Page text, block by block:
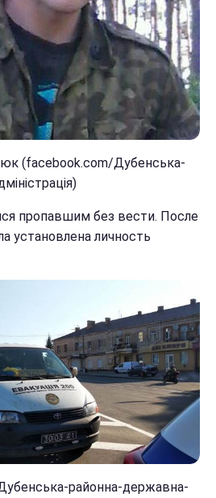
(facebook.com/Дубенська-
пропавшим без вести. После
установлена личность
районна-державна-